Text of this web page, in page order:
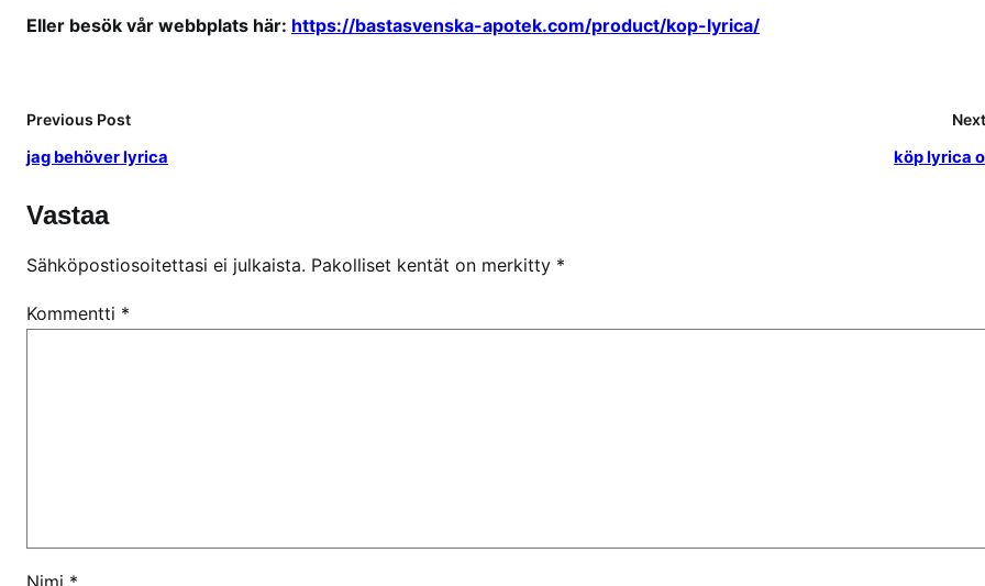
Eller besök vår webbplats här: https://bastasvenska-apotek.com/product/kop-lyrica/
Previous Post
jag behöver lyrica köp lyrica
Vastaa
Sähköpostiosoitettasi ei julkaista. Pakolliset kentät on merkitty *
Kommentti *
Nimi *